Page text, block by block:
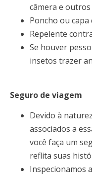
câmera e
Poncho ou capa
Repelente
Se houver
insetos trazer
Seguro de viagem
Devido à
associados a
você faça um
reflita suas
Inspecionamos